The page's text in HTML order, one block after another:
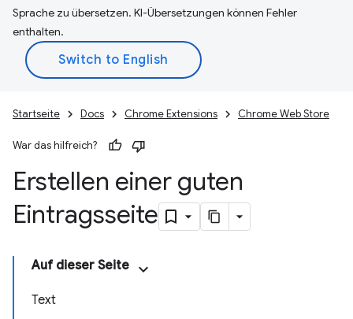
Sprache zu übersetzen. KI-Übersetzungen können Fehler
enthalten.
Startseite Docs Chrome Extensions Chrome Web Store
War das hilfreich?
Erstellen einer guten
Eintragsseite
Auf dieser Seite
Text